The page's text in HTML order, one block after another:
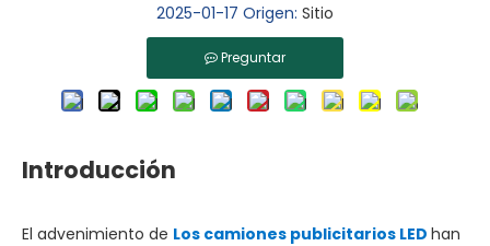
2025-01-17 Origen: Sitio
Preguntar
Introducción
El advenimiento de Los camiones publicitarios LED han